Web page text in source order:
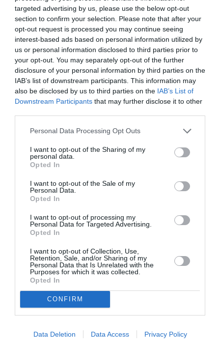
targeted advertising by us, please use the below opt-out
section to confirm your selection. Please note that after your
opt-out request is processed you may continue seeing
interest-based ads based on personal information utilized by
us or personal information disclosed to third parties prior to
your opt-out. You may separately opt-out of the further
disclosure of your personal information by third parties on the
IAB’s list of downstream participants. This information may
also be disclosed by us to third parties on the IAB’s List of
Downstream Participants that may further disclose it to other
Personal Data Processing Opt Outs
I want to opt-out of the Sharing of my
personal data.
Opted In
I want to opt-out of the Sale of my
Personal Data.
Opted In
I want to opt-out of processing my
Personal Data for Targeted Advertising.
Opted In
I want to opt-out of Collection, Use,
Retention, Sale, and/or Sharing of my
Personal Data that Is Unrelated with the
Purposes for which it was collected.
Opted In
CONFIRM
Data Deletion Data Access Privacy Policy
Vedi Articolo precedente
Inps circolare n. 68 del 10 giugno 2008
assegni per il nucleo familiare
Articolo seguente
Bondi: “LItalia non è xenofoba”
TI POTREBBERO INTERESSARE
ATTUALITÀ
Patto Ue su migrazione e asilo, il decreto
diventa legge: nuove regole per richieste,